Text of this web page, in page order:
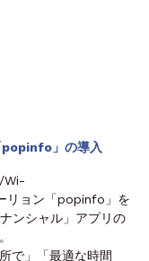
popinfo」の導入
Wi-
リョン「popinfo」を
ンシャル」アプリの
で」「最適な時間